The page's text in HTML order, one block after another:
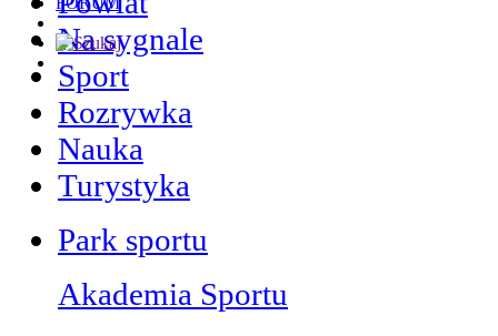
Na sygnale
Sport
Rozrywka
Nauka
Turystyka
Park sportu
Akademia Sportu